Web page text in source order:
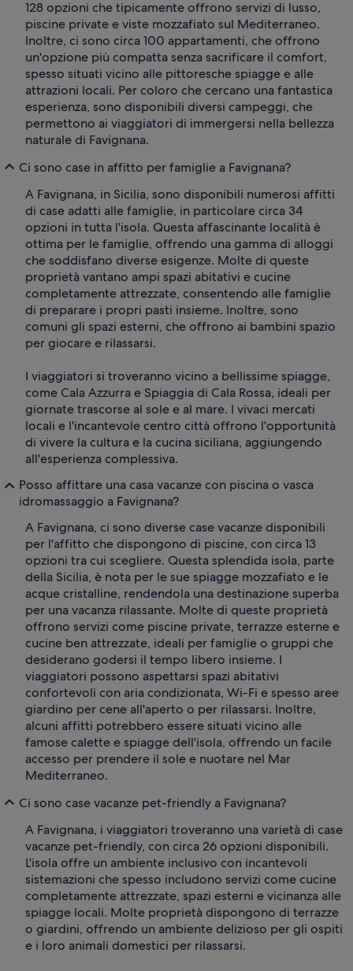
128 opzioni che tipicamente offrono servizi di lusso,
piscine private e viste mozzafiato sul Mediterraneo.
Inoltre, ci sono circa 100 appartamenti, che offrono
un'opzione più compatta senza sacrificare il comfort,
spesso situati vicino alle pittoresche spiagge e alle
attrazioni locali. Per coloro che cercano una fantastica
esperienza, sono disponibili diversi campeggi, che
permettono ai viaggiatori di immergersi nella bellezza
naturale di Favignana.
Ci sono case in affitto per famiglie a Favignana?
A Favignana, in Sicilia, sono disponibili numerosi affitti
di case adatti alle famiglie, in particolare circa 34
opzioni in tutta l'isola. Questa affascinante località è
ottima per le famiglie, offrendo una gamma di alloggi
che soddisfano diverse esigenze. Molte di queste
proprietà vantano ampi spazi abitativi e cucine
completamente attrezzate, consentendo alle famiglie
di preparare i propri pasti insieme. Inoltre, sono
comuni gli spazi esterni, che offrono ai bambini spazio
per giocare e rilassarsi.
I viaggiatori si troveranno vicino a bellissime spiagge,
come Cala Azzurra e Spiaggia di Cala Rossa, ideali per
giornate trascorse al sole e al mare. I vivaci mercati
locali e l'incantevole centro città offrono l'opportunità
di vivere la cultura e la cucina siciliana, aggiungendo
all'esperienza complessiva.
Posso affittare una casa vacanze con piscina o vasca
idromassaggio a Favignana?
A Favignana, ci sono diverse case vacanze disponibili
per l'affitto che dispongono di piscine, con circa 13
opzioni tra cui scegliere. Questa splendida isola, parte
della Sicilia, è nota per le sue spiagge mozzafiato e le
acque cristalline, rendendola una destinazione superba
per una vacanza rilassante. Molte di queste proprietà
offrono servizi come piscine private, terrazze esterne e
cucine ben attrezzate, ideali per famiglie o gruppi che
desiderano godersi il tempo libero insieme. I
viaggiatori possono aspettarsi spazi abitativi
confortevoli con aria condizionata, Wi-Fi e spesso aree
giardino per cene all'aperto o per rilassarsi. Inoltre,
alcuni affitti potrebbero essere situati vicino alle
famose calette e spiagge dell'isola, offrendo un facile
accesso per prendere il sole e nuotare nel Mar
Mediterraneo.
Ci sono case vacanze pet-friendly a Favignana?
A Favignana, i viaggiatori troveranno una varietà di case
vacanze pet-friendly, con circa 26 opzioni disponibili.
L'isola offre un ambiente inclusivo con incantevoli
sistemazioni che spesso includono servizi come cucine
completamente attrezzate, spazi esterni e vicinanza alle
spiagge locali. Molte proprietà dispongono di terrazze
o giardini, offrendo un ambiente delizioso per gli ospiti
e i loro animali domestici per rilassarsi.